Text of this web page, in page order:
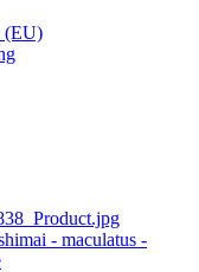
(EU)
- maculatus -